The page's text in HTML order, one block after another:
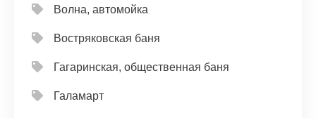
Волна, автомойка
Востряковская баня
Гагаринская, общественная баня
Галамарт